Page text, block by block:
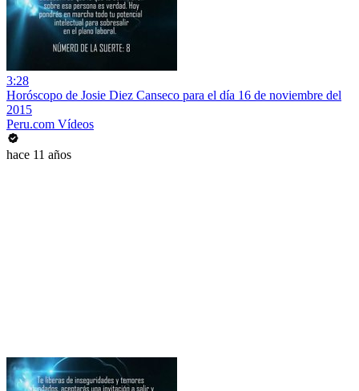
3:28
Horóscopo de Josie Diez Canseco para el día 16 de noviembre del
2015
Peru.com Vídeos
hace 11 años